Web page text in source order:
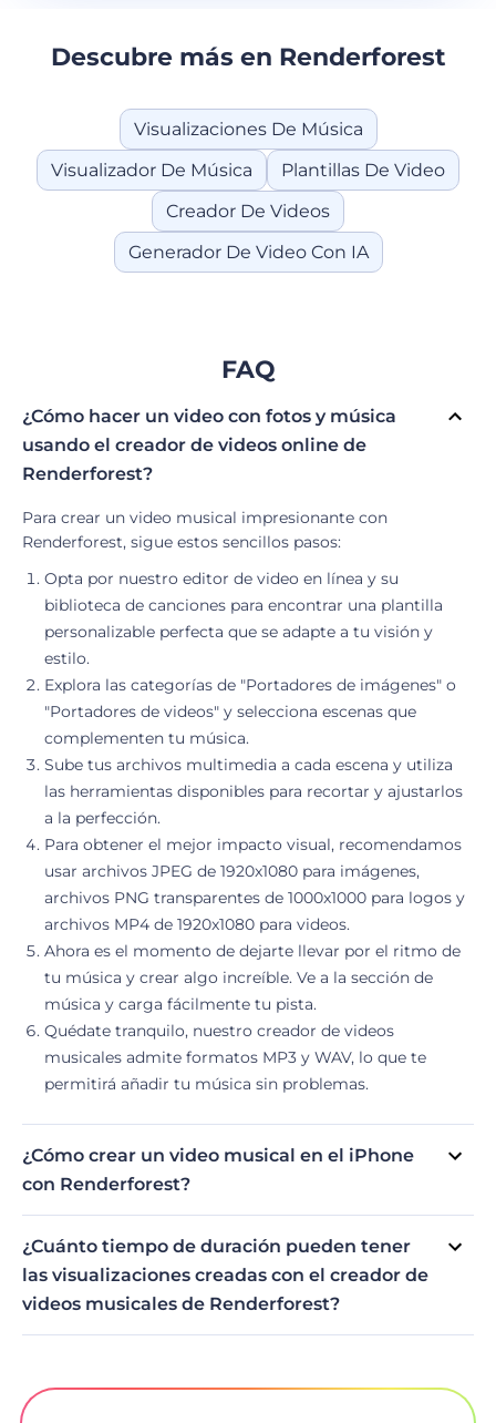
Descubre más en Renderforest
Visualizaciones De Música
Visualizador De Música
Plantillas De Video
Creador De Videos
Generador De Video Con IA
FAQ
¿Cómo hacer un video con fotos y música
usando el creador de videos online de
Renderforest?
Para crear un video musical impresionante con
Renderforest, sigue estos sencillos pasos:
Opta por nuestro editor de video en línea y su
biblioteca de canciones para encontrar una plantilla
personalizable perfecta que se adapte a tu visión y
estilo.
Explora las categorías de "Portadores de imágenes" o
"Portadores de videos" y selecciona escenas que
complementen tu música.
Sube tus archivos multimedia a cada escena y utiliza
las herramientas disponibles para recortar y ajustarlos
a la perfección.
Para obtener el mejor impacto visual, recomendamos
usar archivos JPEG de 1920x1080 para imágenes,
archivos PNG transparentes de 1000x1000 para logos y
archivos MP4 de 1920x1080 para videos.
Ahora es el momento de dejarte llevar por el ritmo de
tu música y crear algo increíble. Ve a la sección de
música y carga fácilmente tu pista.
Quédate tranquilo, nuestro creador de videos
musicales admite formatos MP3 y WAV, lo que te
permitirá añadir tu música sin problemas.
gratuitos y aquellos que pagan por producto pueden
cargar archivos de hasta 30 MB, mientras que los
usuarios suscritos disfrutan de una extensión de 500
MB.
¿Cómo crear un video musical en el iPhone
con Renderforest?
Accede a la amplia caja de herramientas del generador de
videos musicales de Renderforest directamente desde tu
iPhone a través de nuestra aplicación iOS. El proceso de
creación es similar al de la versión web. Selecciona la
plantilla, carga tus archivos multimedia, y exporta el
video.
¿Cuánto tiempo de duración pueden tener
las visualizaciones creadas con el creador de
videos musicales de Renderforest?
Dependiendo del plan de suscripción, la duración de tu
visita nuestro